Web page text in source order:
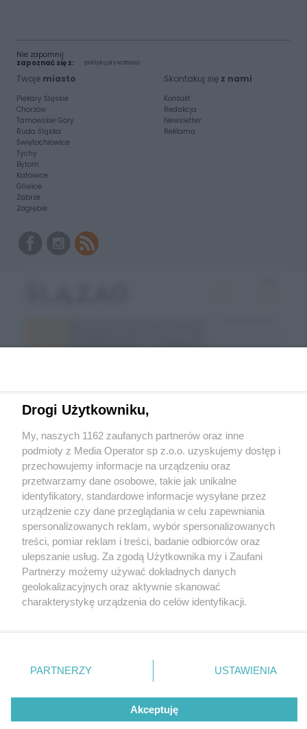
Nie zapomnij
zapoznać się z:
polityką prywatności
Twoje miasto
Piekary Śląskie
Chorzów
Tarnowskie Góry
Ruda Śląska
Świętochłowice
Tychy
Bytom
Katowice
Gliwice
Zabrze
Zagłębie
Skontakuj się z nami
Kontakt
Redakcja
Newsletter
Reklama
Wróć do strony głównej
ślązag.pl
0%
Drogi Użytkowniku,
My, naszych 1162 zaufanych partnerów oraz inne
podmioty z Media Operator sp z.o.o. uzyskujemy dostęp i
przechowujemy informacje na urządzeniu oraz
przetwarzamy dane osobowe, takie jak unikalne
identyfikatory, standardowe informacje wysyłane przez
urządzenie czy dane przeglądania w celu zapewniania
spersonalizowanych reklam, wybór spersonalizowanych
treści, pomiar reklam i treści, badanie odbiorców oraz
ulepszanie usług. Za zgodą Użytkownika my i Zaufani
Partnerzy możemy używać dokładnych danych
geolokalizacyjnych oraz aktywnie skanować
charakterystykę urządzenia do celów identyfikacji.
zmienić/wycofać klikając przycisk ustawień prywatności
znajdujący się w lewym dolnym rogu strony
rodzaje przetwarzania danych nie wymagają zgody
użytkownika, ale masz prawo sprzeciwić się takiemu
przetwarzaniu. Preferencje będą miały zastosowania tylko
PARTNERZY USTAWIENIA
Akceptuję